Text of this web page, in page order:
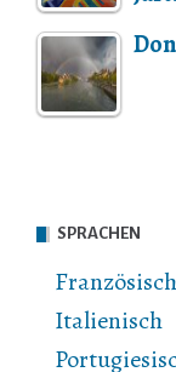
SPRACHEN
Französisch
Italienisch